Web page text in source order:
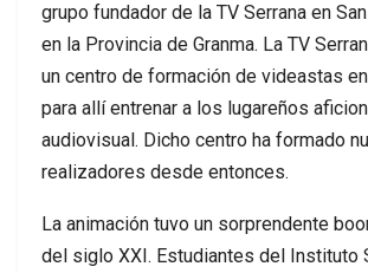
grupo fundador de la TV Serrana en
en la Provincia de Granma. La TV
un centro de formación de videastas
para allí entrenar a los lugareños
audiovisual. Dicho centro ha formado
realizadores desde entonces.
La animación tuvo un sorprendente
del siglo XXI. Estudiantes del Instituto